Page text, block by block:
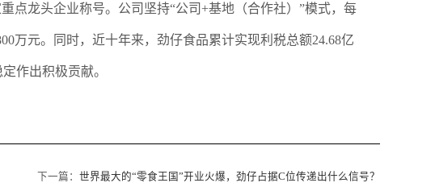
点龙头企业称号。公司坚持“公司+基地（合作社）”模式，每
万元。同时，近十年来，劲仔食品累计实现利税总额24.68亿
作出积极贡献。
下一篇：世界最大的“零食王国”开业火爆，劲仔占据C位传递出什么信号？